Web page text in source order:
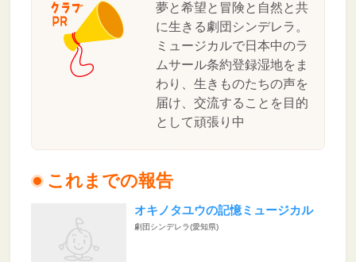
夢と希望と冒険と自然と共
に生きる劇団シンデレラ。
ミュージカルで日本中のラ
ムサール条約登録湿地をま
わり、生きものたちの声を
届け、交流することを目的
として頑張り中
これまでの報告
オキノタユウの記憶ミュージカル
劇団シンデレラ(愛知県)